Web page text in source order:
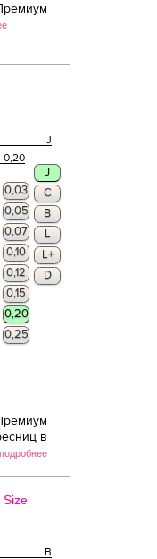
J
0,20
J
0,03
0,05
0,07
0,10
0,12
0,15
0,20
0,25
C
B
L
L+
D
в
подробнее
B